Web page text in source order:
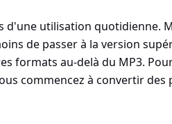
d'une utilisation quotidienne.
de passer à la version
formats au-delà du MP3.
commencez à convertir